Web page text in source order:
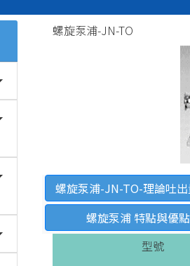
螺旋泵浦-JN-TO
螺旋泵浦-JN-TO-理論吐
螺旋泵浦 特點與優點
型號